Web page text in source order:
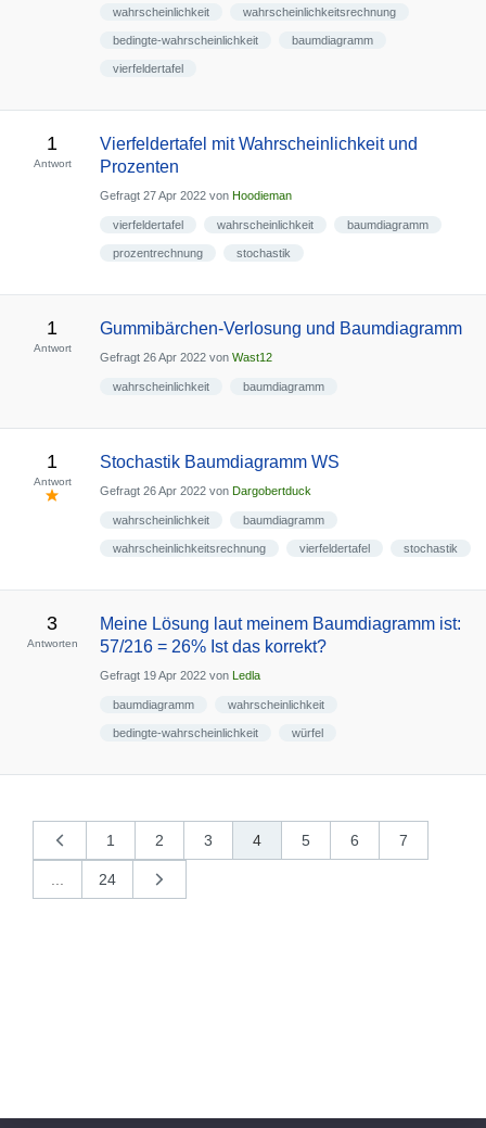
wahrscheinlichkeit wahrscheinlichkeitsrechnung
bedingte-wahrscheinlichkeit baumdiagramm
vierfeldertafel
1
Antwort
Vierfeldertafel mit Wahrscheinlichkeit und
Prozenten
Gefragt 27 Apr 2022 von Hoodieman
vierfeldertafel wahrscheinlichkeit baumdiagramm
prozentrechnung stochastik
1
Antwort
Gummibärchen-Verlosung und Baumdiagramm
Gefragt 26 Apr 2022 von Wast12
wahrscheinlichkeit baumdiagramm
1
Antwort
Stochastik Baumdiagramm WS
Gefragt 26 Apr 2022 von Dargobertduck
wahrscheinlichkeit baumdiagramm
wahrscheinlichkeitsrechnung vierfeldertafel stochastik
3
Antworten
Meine Lösung laut meinem Baumdiagramm ist:
57/216 = 26% Ist das korrekt?
Gefragt 19 Apr 2022 von Ledla
baumdiagramm wahrscheinlichkeit
bedingte-wahrscheinlichkeit würfel
1 2 3 4 5 6 7
24